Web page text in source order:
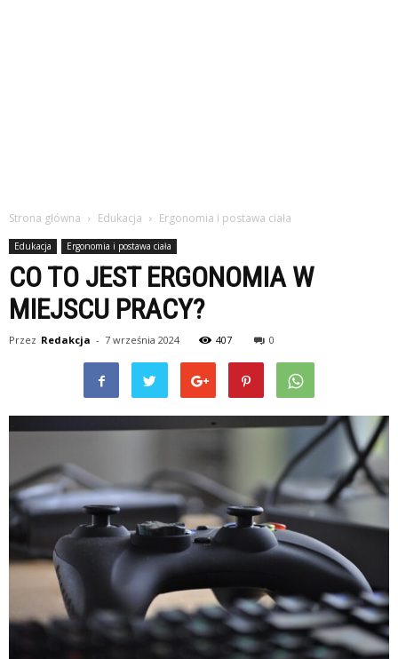
Strona główna Edukacja Ergonomia i postawa ciała
Edukacja Ergonomia i postawa ciała
CO TO JEST ERGONOMIA W
MIEJSCU PRACY?
Przez Redakcja - 7 września 2024 407 0